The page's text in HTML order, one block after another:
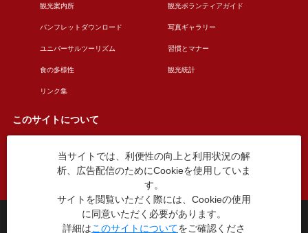
観光案内所 観光ボランティアガイド
パンフレットダウンロード 写真ギャラリー
ユニバーサルツーリズム 習慣とマナー
食の多様性 観光統計
リンク集
このサイトについて
このサイトについて 広告掲載について
お問い合わせ
台東区役所観光課
〒110-8615 東京都台東区東上野4丁目5番6号
当サイトでは、利便性の向上と利用状況の解
析、広告配信のためにCookieを使用していま
す。
サイトを閲覧いただく際には、Cookieの使用
に同意いただく必要があります。
詳細はこのサイトについてをご確認くださ